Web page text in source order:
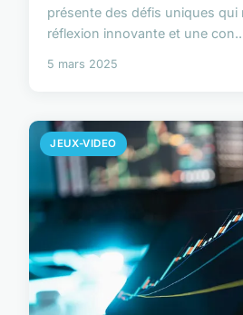
présente des défis uniques qui
réflexion innovante et une
5 mars 2025
JEUX-VIDEO